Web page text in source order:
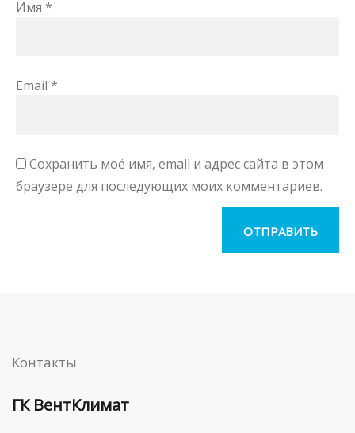
Имя *
Email *
Сохранить моё имя, email и адрес сайта в этом
браузере для последующих моих комментариев.
Контакты
ГК ВентКлимат